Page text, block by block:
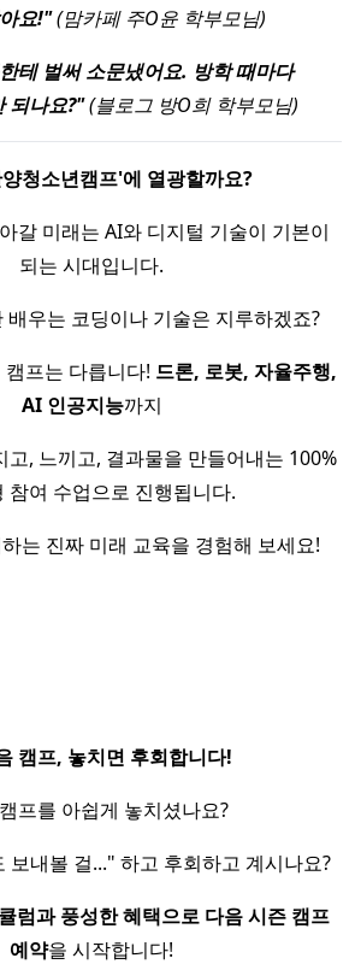
요!"(맘카페 주O윤 학부모님)
테 벌써 소문냈어요. 방학 때마다
되나요?"(블로그 방O희 학부모님)
청소년캠프'에 열광할까요?
갈 미래는 AI와 디지털 기술이 기본이
되는 시대입니다.
배우는 코딩이나 기술은 지루하겠죠?
프는 다릅니다! 드론, 로봇, 자율주행,
AI 인공지능까지
고, 느끼고, 결과물을 만들어내는 100%
참여 수업으로 진행됩니다.
는 진짜 미래 교육을 경험해 보세요!
캠프, 놓치면 후회합니다!
프를 아쉽게 놓치셨나요?
보내볼 걸..." 하고 후회하고 계시나요?
럼과 풍성한 혜택으로 다음 시즌 캠프
예약을 시작합니다!